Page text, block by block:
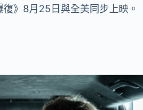
》8月25日與全美同步上映。